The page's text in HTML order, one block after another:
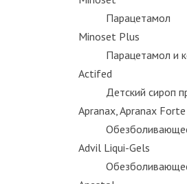
Парацетамол
Minoset Plus
Парацетамол и
Actifed
Детский сироп
Apranax, Apranax Forte
Advil Liqui-Gels